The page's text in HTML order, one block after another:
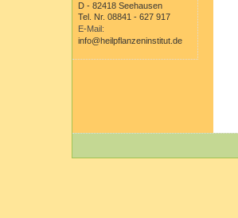
D - 82418 Seehausen
Tel. Nr. 08841 - 627 917
E-Mail:
info@heilpflanzeninstitut.de